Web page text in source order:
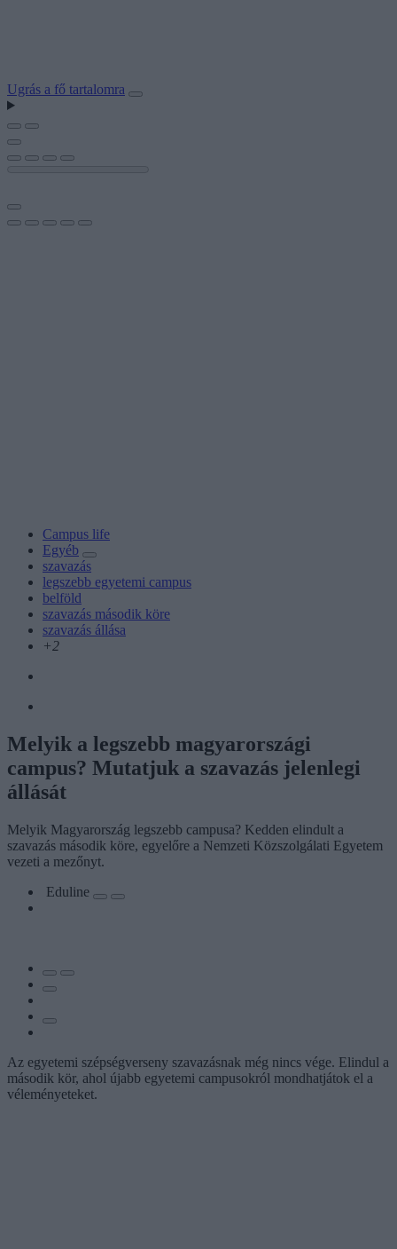
Ugrás a fő tartalomra
Campus life
Egyéb
szavazás
legszebb egyetemi campus
belföld
szavazás második köre
szavazás állása
+2
Melyik a legszebb magyarországi
campus? Mutatjuk a szavazás jelenlegi
állását
Melyik Magyarország legszebb campusa? Kedden elindult a
szavazás második köre, egyelőre a Nemzeti Közszolgálati Egyetem
vezeti a mezőnyt.
Eduline
Az egyetemi szépségverseny szavazásnak még nincs vége. Elindul a
második kör, ahol újabb egyetemi campusokról mondhatjátok el a
véleményeteket.